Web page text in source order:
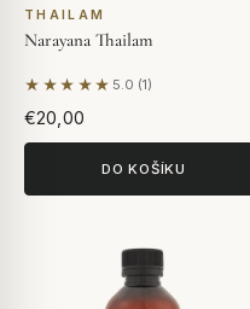
THAILAM
Narayana Thailam
★★★★★ 5.0 (1)
Na základě 1 hodnocení
€20,00
DO KOŠÍKU